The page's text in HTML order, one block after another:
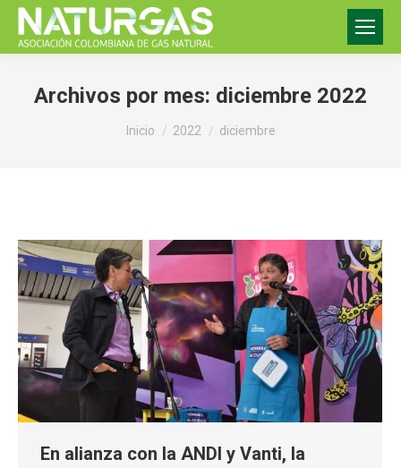
Archivos por mes: diciembre 2022
Estás aquí:
Inicio 2022 diciembre
En alianza con la ANDI y Vanti, la